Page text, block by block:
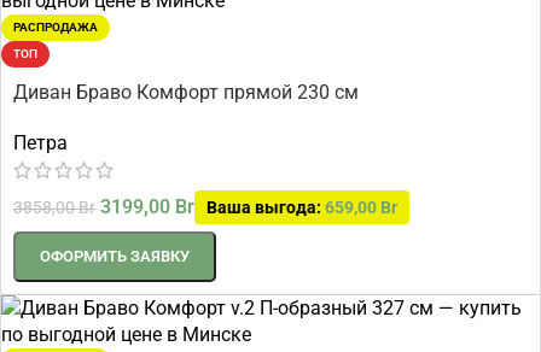
РАСПРОДАЖА
ТОП
Диван Браво Комфорт прямой 230 см
Петра
3858,00Br 3199,00 Br Ваша выгода: 659,00 Br
ОФОРМИТЬ ЗАЯВКУ